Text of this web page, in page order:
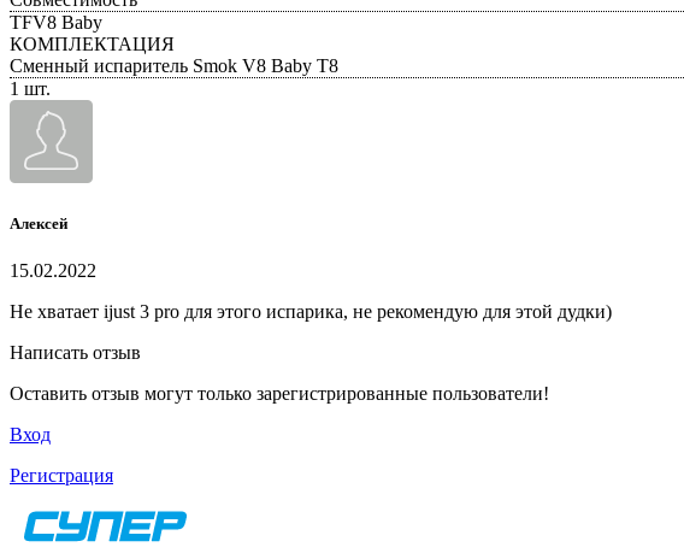
TFV8 Baby
КОМПЛЕКТАЦИЯ
Сменный испаритель Smok V8 Baby T8
1 шт.
Алексей
15.02.2022
Не хватает ijust 3 pro для этого испарика, не рекомендую для этой дудки)
Написать отзыв
Оставить отзыв могут только зарегистрированные пользователи!
Вход
Регистрация